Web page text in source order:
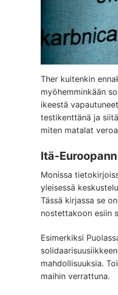
Ther kuitenkin
myöhemminkään
ikeestä
testikenttänä ja
miten matalat
Itä-
Monissa
yleisessä
Tässä kirjassa se
nostettakoon esiin
Esimerkiksi
mahdollisuuksia.
maihin verrattuna.